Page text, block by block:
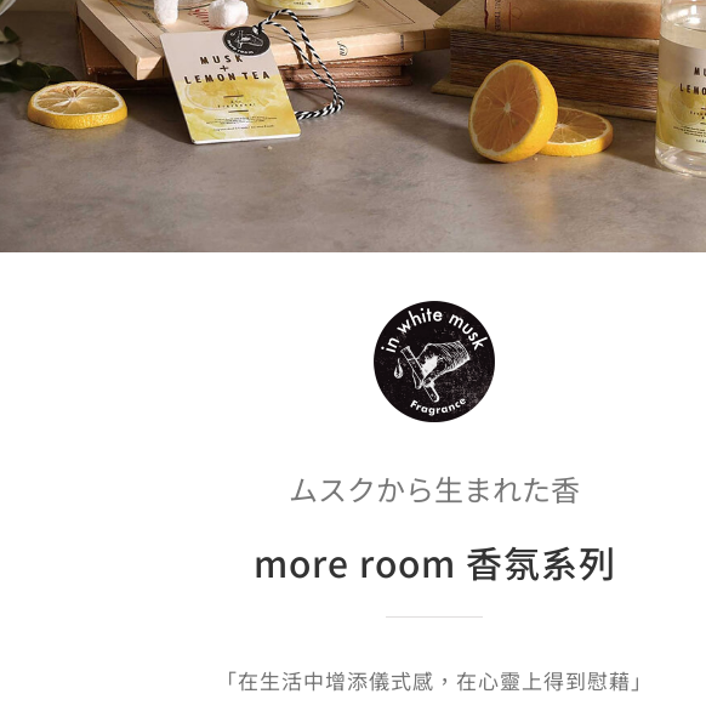
ムスクから生まれた香
more room 香氛系列
「在生活中增添儀式感，在心靈上得到慰藉」